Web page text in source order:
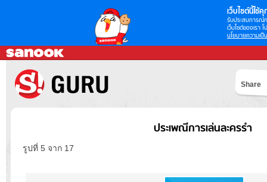
เว็บไซต์นี้ใช้คุ
รับประสบการณ์
เว็บไซต์ของเรา
นโยบายความเป็
Share
ประเพณีการเล่นละครรำ
รูปที่ 5 จาก 17